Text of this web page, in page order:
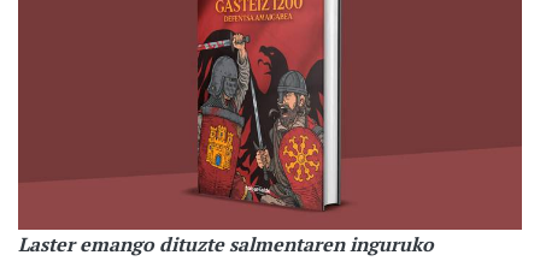
Laster emango dituzte salmentaren inguruko